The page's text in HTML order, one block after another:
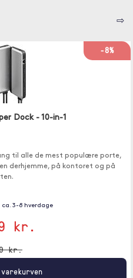
⇨
-8%
Dock - 10-in-1
til alle de mest populære porte,
derhjemme, på kontoret og på
ca. 3-8 hverdage
kr.
kr.